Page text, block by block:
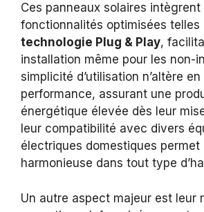
Ces panneaux solaires intègrent
fonctionnalités optimisées telles
technologie Plug & Play,
installation même pour les non-
simplicité d’utilisation n’altère
performance, assurant une
énergétique élevée dès leur
leur compatibilité avec divers
électriques domestiques
harmonieuse dans tout type
Un autre aspect majeur est leur